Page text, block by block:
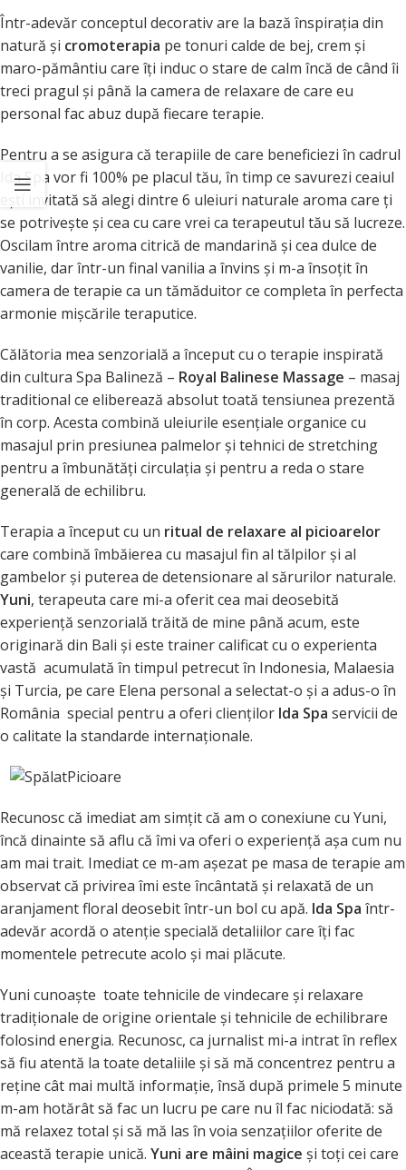
Într-adevăr conceptul decorativ are la bază înspiraţia din
natură şi cromoterapia pe tonuri calde de bej, crem şi
maro-pământiu care îţi induc o stare de calm încă de când îi
treci pragul şi până la camera de relaxare de care eu
personal fac abuz după fiecare terapie.
Pentru a se asigura că terapiile de care beneficiezi în cadrul
Ida Spa vor fi 100% pe placul tău, în timp ce savurezi ceaiul
eşti invitată să alegi dintre 6 uleiuri naturale aroma care ţi
se potriveşte şi cea cu care vrei ca terapeutul tău să lucreze.
Oscilam între aroma citrică de mandarină şi cea dulce de
vanilie, dar într-un final vanilia a învins şi m-a însoţit în
camera de terapie ca un tămăduitor ce completa în perfecta
armonie mişcările teraputice.
Călătoria mea senzorială a început cu o terapie inspirată
din cultura Spa Balineză – Royal Balinese Massage – masaj
traditional ce eliberează absolut toată tensiunea prezentă
în corp. Acesta combină uleiurile esenţiale organice cu
masajul prin presiunea palmelor şi tehnici de stretching
pentru a îmbunătăţi circulaţia şi pentru a reda o stare
generală de echilibru.
Terapia a început cu un ritual de relaxare al picioarelor
care combină îmbăierea cu masajul fin al tălpilor şi al
gambelor şi puterea de detensionare al sărurilor naturale.
Yuni, terapeuta care mi-a oferit cea mai deosebită
experienţă senzorială trăită de mine până acum, este
originară din Bali şi este trainer calificat cu o experienta
vastă acumulată în timpul petrecut în Indonesia, Malaesia
şi Turcia, pe care Elena personal a selectat-o şi a adus-o în
România special pentru a oferi clienţilor Ida Spa servicii de
o calitate la standarde internaţionale.
Recunosc că imediat am simţit că am o conexiune cu Yuni,
încă dinainte să aflu că îmi va oferi o experienţă aşa cum nu
am mai trait. Imediat ce m-am aşezat pe masa de terapie am
observat că privirea îmi este încântată şi relaxată de un
aranjament floral deosebit într-un bol cu apă. Ida Spa într-
adevăr acordă o atenţie specială detaliilor care îţi fac
momentele petrecute acolo şi mai plăcute.
Yuni cunoaşte toate tehnicile de vindecare şi relaxare
tradiţionale de origine orientale şi tehnicile de echilibrare
folosind energia. Recunosc, ca jurnalist mi-a intrat în reflex
să fiu atentă la toate detaliile şi să mă concentrez pentru a
reţine cât mai multă informaţie, însă după primele 5 minute
m-am hotărât să fac un lucru pe care nu îl fac niciodată: să
mă relaxez total şi să mă las în voia senzaţiilor oferite de
această terapie unică. Yuni are mâini magice şi toţi cei care